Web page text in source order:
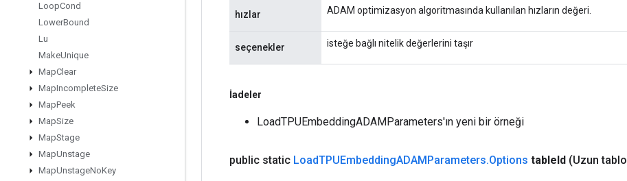
LoopCond
LowerBound
Lu
MakeUnique
MapClear
MapIncompleteSize
MapPeek
MapSize
MapStage
MapUnstage
MapUnstageNoKey
hızlar ADAM optimizasyon algoritmasında kullanılan hızların değeri.
seçenekler isteğe bağlı nitelik değerlerini taşır
İadeler
LoadTPUEmbeddingADAMParameters'ın yeni bir örneği
public static LoadTPUEmbeddingADAMParameters.Options tableId (Uzun tablo